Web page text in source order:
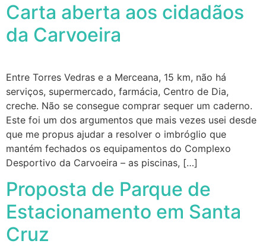
Carta aberta aos cidadãos
da Carvoeira
Entre Torres Vedras e a Merceana, 15 km, não há
serviços, supermercado, farmácia, Centro de Dia,
creche. Não se consegue comprar sequer um caderno.
Este foi um dos argumentos que mais vezes usei desde
que me propus ajudar a resolver o imbróglio que
mantém fechados os equipamentos do Complexo
Desportivo da Carvoeira – as piscinas, […]
Proposta de Parque de
Estacionamento em Santa
Cruz